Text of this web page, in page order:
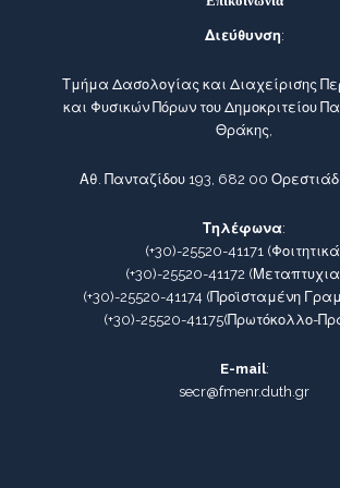
Διεύθυνση:
Τμήμα Δασολογίας και Διαχείρισης
και Φυσικών Πόρων του Δημοκριτείου
Θράκης,
Αθ. Πανταζίδου 193, 682 00
Τηλέφωνα:
(+30)-25520-41171
(+30)-25520-41172
(+30)-25520-41174 (Προϊσταμένη
(+30)-25520-41175(Πρωτόκολλο-
E-mail:
secr@fmenr.duth.gr